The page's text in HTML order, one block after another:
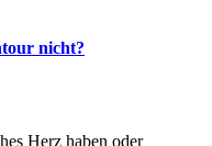
nicht?
Herz haben oder